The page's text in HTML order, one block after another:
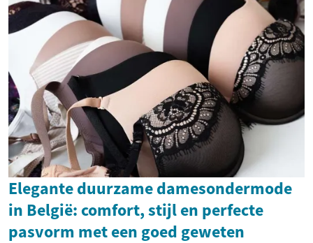
Elegante duurzame damesondermode
in België: comfort, stijl en perfecte
pasvorm met een goed geweten